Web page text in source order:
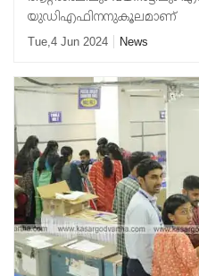
യുഡിഎഫിനനുകൂലമാണ്
Tue,4 Jun 2024 News